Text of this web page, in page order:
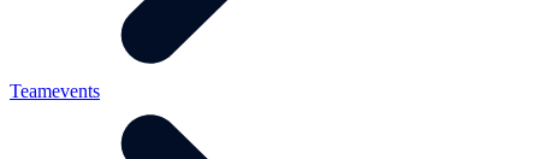
Teamevents